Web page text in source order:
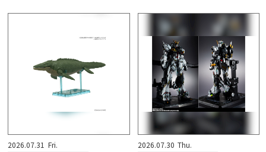
2026.07.31 Fri.
2026.07.30 Thu.